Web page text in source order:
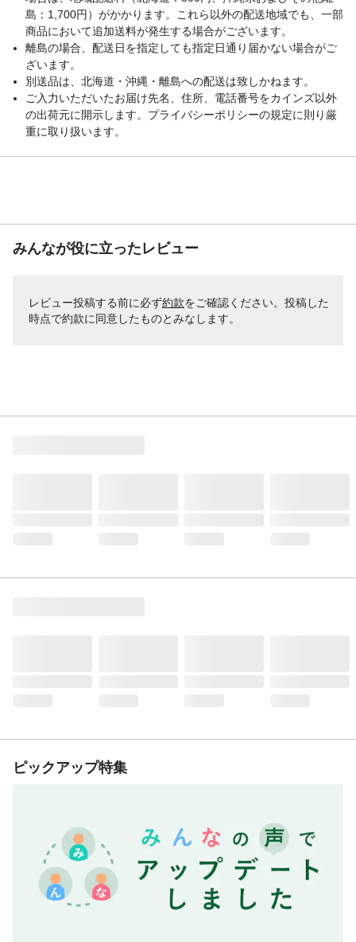
島：1,700円）がかかります。これら以外の配送地域でも、一部
商品において追加送料が発生する場合がございます。
離島の場合、配送日を指定しても指定日通り届かない場合がご
ざいます。
別送品は、北海道・沖縄・離島への配送は致しかねます。
ご入力いただいたお届け先名、住所、電話番号をカインズ以外
の出荷元に開示します。プライバシーポリシーの規定に則り厳
重に取り扱います。
みんなが役に立ったレビュー
レビュー投稿する前に必ず約款をご確認ください。投稿した
時点で約款に同意したものとみなします。
ピックアップ特集